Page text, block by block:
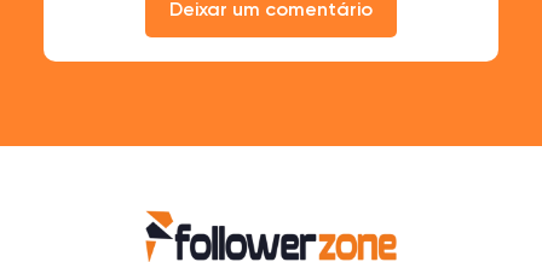
Deixar um comentário